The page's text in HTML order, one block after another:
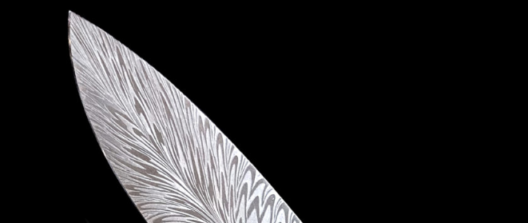
Информация
Уход и обслуживание
О мастерской
Контакты
Гарантия
English
Корзина пуста.